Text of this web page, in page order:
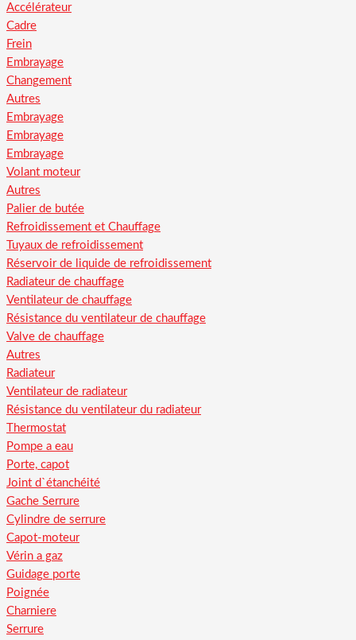
Accélérateur
Cadre
Frein
Embrayage
Changement
Autres
Embrayage
Embrayage
Embrayage
Volant moteur
Autres
Palier de butée
Refroidissement et Chauffage
Tuyaux de refroidissement
Réservoir de liquide de refroidissement
Radiateur de chauffage
Ventilateur de chauffage
Résistance du ventilateur de chauffage
Valve de chauffage
Autres
Radiateur
Ventilateur de radiateur
Résistance du ventilateur du radiateur
Thermostat
Pompe a eau
Porte, capot
Joint d`étanchéité
Gache Serrure
Cylindre de serrure
Capot-moteur
Vérin a gaz
Guidage porte
Poignée
Charniere
Serrure